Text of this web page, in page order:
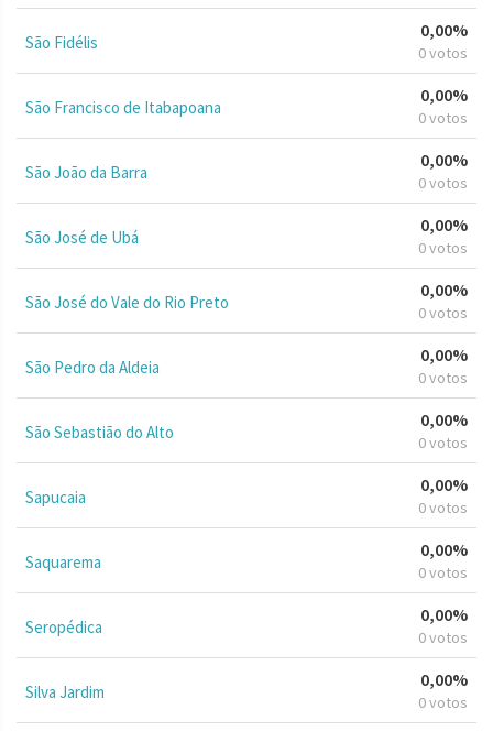
São Fidélis
0,00%
0 votos
São Francisco de Itabapoana
0,00%
0 votos
São João da Barra
0,00%
0 votos
São José de Ubá
0,00%
0 votos
São José do Vale do Rio Preto
0,00%
0 votos
São Pedro da Aldeia
0,00%
0 votos
São Sebastião do Alto
0,00%
0 votos
Sapucaia
0,00%
0 votos
Saquarema
0,00%
0 votos
Seropédica
0,00%
0 votos
Silva Jardim
0,00%
0 votos